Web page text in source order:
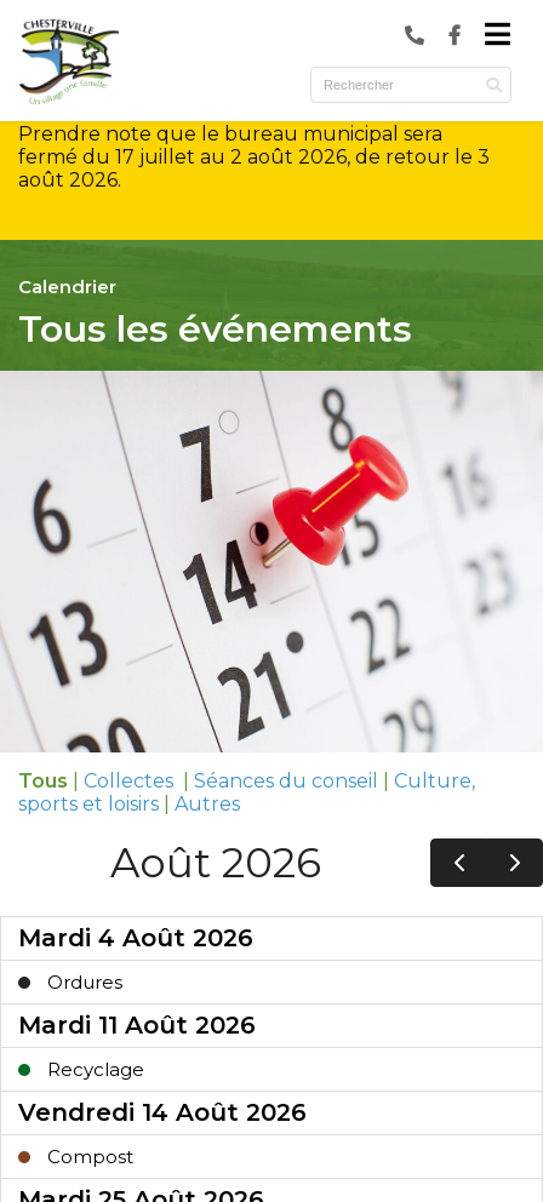
(Municipalité )
(Services )
(Culture et loisirs )
Prendre note que le bureau municipal sera
fermé du 17 juillet au 2 août 2026, de retour le 3
août 2026.
Calendrier
Tous les événements
Tous Collectes Séances du conseil
Culture,
sports et loisirs
Autres